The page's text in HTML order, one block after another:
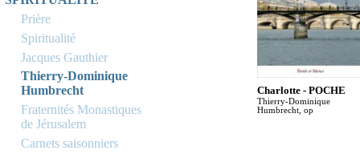
Prière
Spiritualité
Jacques Gauthier
Thierry-Dominique
Humbrecht
Fraternités Monastiques
de Jérusalem
Carnets saisonniers
Charlotte - POCHE
Thierry-Dominique
Humbrecht, op